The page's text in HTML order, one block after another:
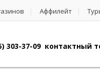
Аффилейт
303-37-09 контактный